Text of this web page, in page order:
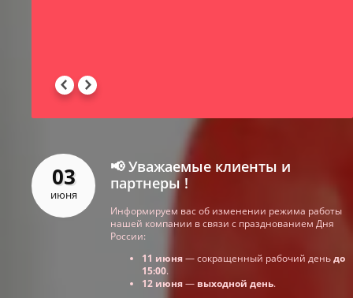
03
июня
📢 Уважаемые клиенты и
партнеры !
Информируем вас об изменении режима работы
нашей компании в связи с празднованием Дня
России:
11 июня— сокращенный рабочий деньдо
15:00.
12 июня— выходной день.